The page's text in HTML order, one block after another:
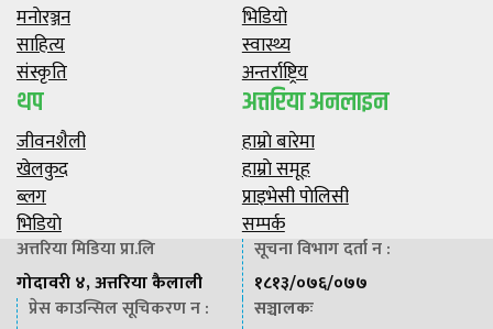
मनाेरञ्जन
साहित्य
संस्कृति
भिडियाे
स्वास्थ्य
अन्तर्राष्ट्रिय
थप
जीवनशैली
खेलकुद
ब्लग
भिडियाे
अत्तरिया अनलाइन
हाम्राे बारेमा
हाम्राे समूह
प्राइभेसी पाेलिसी
सम्पर्क
अत्तरिया मिडिया प्रा.लि
गोदावरी ४, अत्तरिया कैलाली
सूचना विभाग दर्ता न :
१८१३/०७६/०७७
प्रेस काउन्सिल सूचिकरण न :
सञ्चालकः